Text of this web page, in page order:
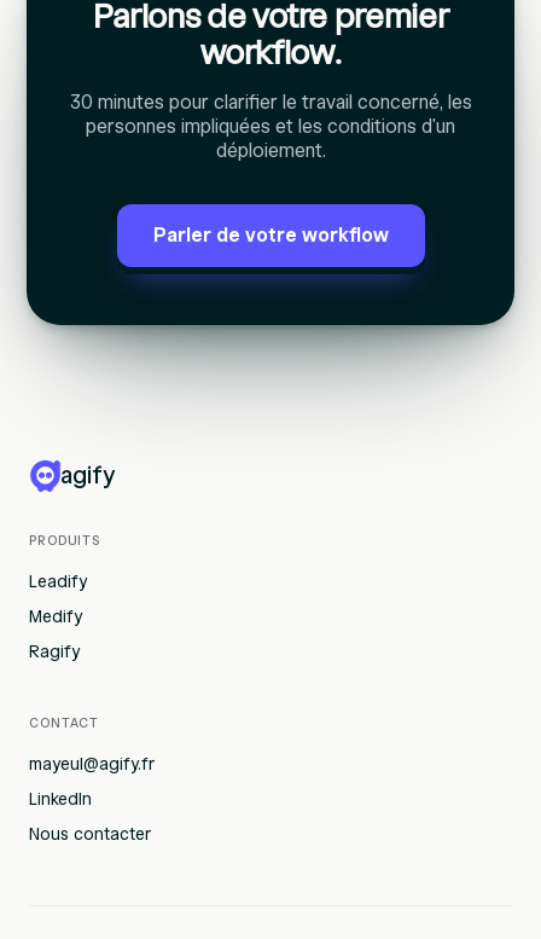
Parlons de votre premier
workflow.
30 minutes pour clarifier le travail concerné, les
personnes impliquées et les conditions d'un
déploiement.
Parler de votre workflow
agify
PRODUITS
Leadify
Medify
Ragify
CONTACT
mayeul@agify.fr
LinkedIn
Nous contacter